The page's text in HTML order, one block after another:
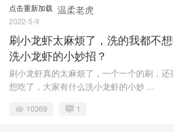
点击重新加载 温柔老虎
2022-5-9
刷小龙虾太麻烦了，洗的我都不
洗小龙虾的小妙招？
刷小龙虾真的太麻烦了，一个一个的刷，
想吃了，大家有什么洗小龙虾的小妙 ...
10369 1